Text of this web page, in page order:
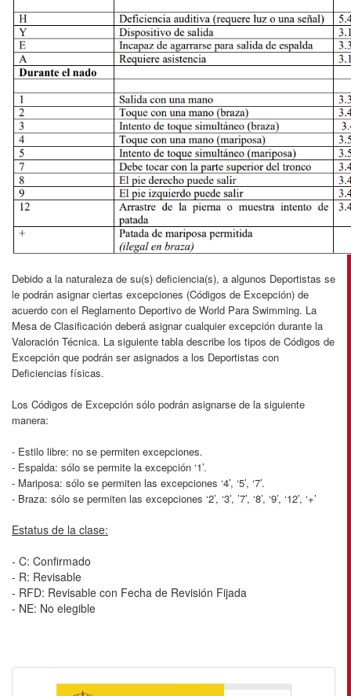
Debido a la naturaleza de su(s) deficiencia(s), a algunos Deportistas se
le podrán asignar ciertas excepciones (Códigos de Excepción) de
acuerdo con el Reglamento Deportivo de World Para Swimming. La
Mesa de Clasificación deberá asignar cualquier excepción durante la
Valoración Técnica. La siguiente tabla describe los tipos de Códigos de
Excepción que podrán ser asignados a los Deportistas con
Deficiencias físicas.
Los Códigos de Excepción sólo podrán asignarse de la siguiente
manera:
- Estilo libre: no se permiten excepciones.
- Espalda: sólo se permite la excepción ‘1’.
- Mariposa: sólo se permiten las excepciones ‘4’, ‘5’, ‘7’.
- Braza: sólo se permiten las excepciones ‘2’, ‘3’, ’7’, ‘8’, ‘9’, ‘12’, ‘+’
Estatus de la clase:
- C: Confirmado
- R: Revisable
- RFD: Revisable con Fecha de Revisión Fijada
- NE: No elegible